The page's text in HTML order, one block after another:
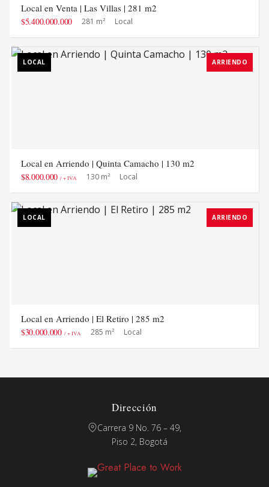
Local en Venta | Las Villas | 281 m2
$5.400.000.000 281 m² Local
LOCAL ARRIENDO
Local en Arriendo | Quinta Camacho | 130 m2
$8.000.000 / + IVA 130 m² Local
LOCAL ARRIENDO
Local en Arriendo | El Retiro | 285 m2
$30.000.000 / + IVA 285 m² Local
Dirección
Carrera 9 No. 76 – 49,
Piso 2, Bogotá